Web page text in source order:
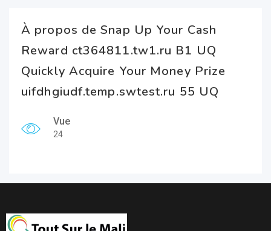
À propos de Snap Up Your Cash
Reward ct364811.tw1.ru B1 UQ
Quickly Acquire Your Money Prize
uifdhgiudf.temp.swtest.ru 55 UQ
Vue
24